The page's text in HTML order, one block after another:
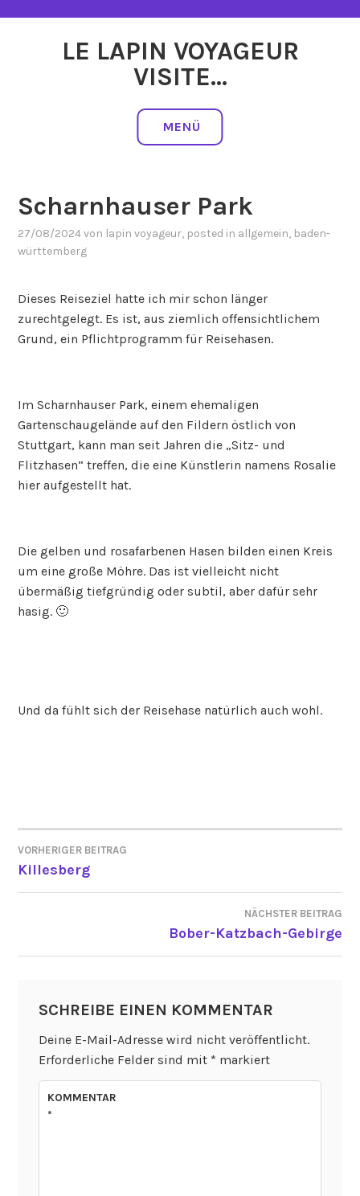
LE LAPIN VOYAGEUR
VISITE…
MENÜ
Scharnhauser Park
27/08/2024von lapin voyageur, posted in allgemein, baden-
württemberg
Dieses Reiseziel hatte ich mir schon länger
zurechtgelegt. Es ist, aus ziemlich offensichtlichem
Grund, ein Pflichtprogramm für Reisehasen.
Im Scharnhauser Park, einem ehemaligen
Gartenschaugelände auf den Fildern östlich von
Stuttgart, kann man seit Jahren die „Sitz- und
Flitzhasen“ treffen, die eine Künstlerin namens Rosalie
hier aufgestellt hat.
Die gelben und rosafarbenen Hasen bilden einen Kreis
um eine große Möhre. Das ist vielleicht nicht
übermäßig tiefgründig oder subtil, aber dafür sehr
hasig. 🙂
Und da fühlt sich der Reisehase natürlich auch wohl.
BEITRAGSNAVIGATION
VORHERIGER BEITRAG
Killesberg
NÄCHSTER BEITRAG
Bober-Katzbach-Gebirge
SCHREIBE EINEN KOMMENTAR
Deine E-Mail-Adresse wird nicht veröffentlicht.
Erforderliche Felder sind mit * markiert
KOMMENTAR
*